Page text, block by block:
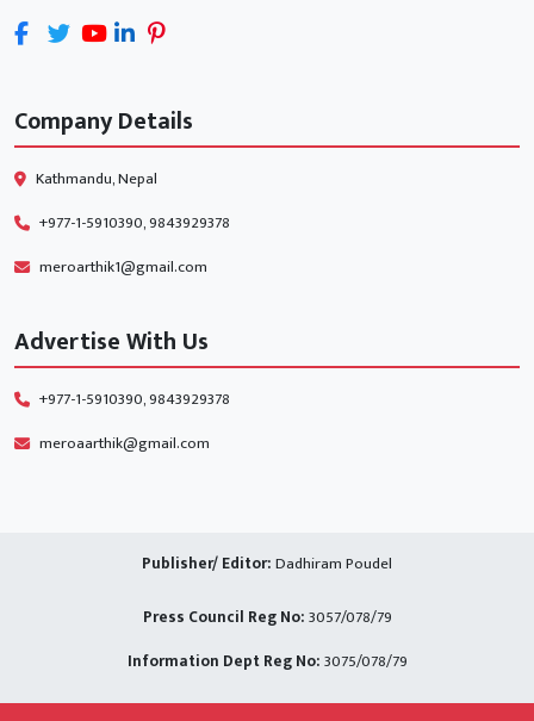
Company Details
Kathmandu, Nepal
+977-1-5910390, 9843929378
meroarthik1@gmail.com
Advertise With Us
+977-1-5910390, 9843929378
meroaarthik@gmail.com
Publisher/ Editor:Dadhiram Poudel
Press Council Reg No: 3057/078/79
Information Dept Reg No: 3075/078/79